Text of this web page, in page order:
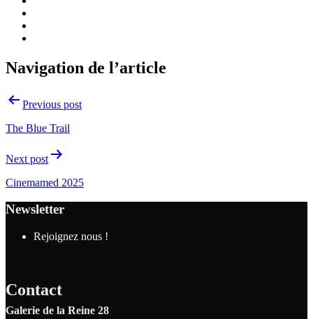
Navigation de l’article
Previous post
The Blue Trail
Next post
Cinemamed 2025
Newsletter
Rejoignez nous !
Contact
Galerie de la Reine 28